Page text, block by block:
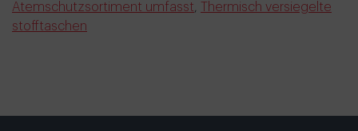
Atemschutzsortiment umfasst
Thermisch versiegelte
stofftaschen